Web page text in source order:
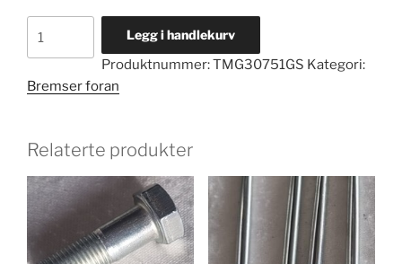
BREMSEKLOSSER
antall
Legg i handlekurv
Produktnummer:TMG30751GS Kategori:
Bremser foran
Relaterte produkter